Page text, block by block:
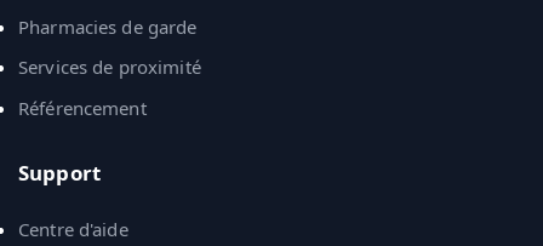
Pharmacies de garde
Services de proximité
Référencement
Support
Centre d'aide